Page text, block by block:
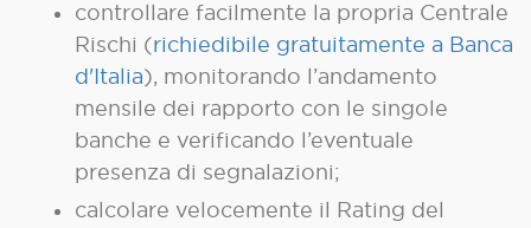
controllare facilmente la propria Centrale
Rischi (richiedibile gratuitamente a Banca
d'Italia), monitorando l’andamento
mensile dei rapporto con le singole
banche e verificando l’eventuale
presenza di segnalazioni;
calcolare velocemente il Rating del